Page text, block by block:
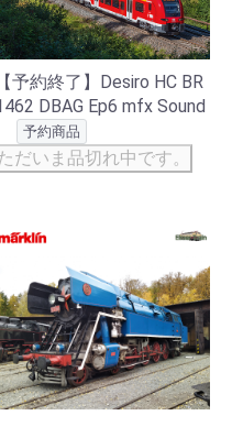
【予約終了】Desiro HC BR
DBAG Ep6 mfx Sound
予約商品
だいま品切れ中です。